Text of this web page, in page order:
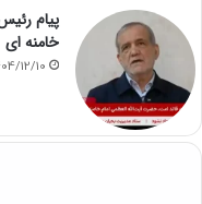
پیام
خامنه ای
12/10